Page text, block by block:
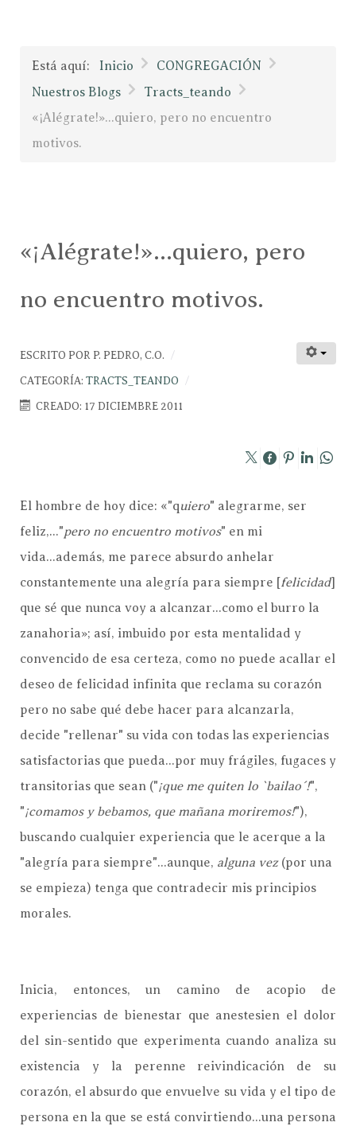
Está aquí: Inicio
CONGREGACIÓN
Nuestros Blogs
Tracts_teando
«¡Alégrate!»...quiero, pero no encuentro
motivos.
«¡Alégrate!»...quiero, pero
no encuentro motivos.
ESCRITO POR P. PEDRO, C.O.
CATEGORÍA: TRACTS_TEANDO
CREADO: 17 DICIEMBRE 2011
El hombre de hoy dice: «"quiero" alegrarme, ser
feliz,..."pero no encuentro motivos" en mi
vida...además, me parece absurdo anhelar
constantemente una alegría para siempre [felicidad]
que sé que nunca voy a alcanzar...como el burro la
zanahoria»; así, imbuido por esta mentalidad y
convencido de esa certeza, como no puede acallar el
deseo de felicidad infinita que reclama su corazón
pero no sabe qué debe hacer para alcanzarla,
decide "rellenar" su vida con todas las experiencias
satisfactorias que pueda...por muy frágiles, fugaces y
transitorias que sean ("¡que me quiten lo `bailao´!",
"¡comamos y bebamos, que mañana moriremos!"),
buscando cualquier experiencia que le acerque a la
"alegría para siempre"...aunque, alguna vez(por una
se empieza) tenga que contradecir mis principios
morales.
Inicia, entonces, un camino de acopio de
experiencias de bienestar que anestesien el dolor
del sin-sentido que experimenta cuando analiza su
existencia y la perenne reivindicación de su
corazón, el absurdo que envuelve su vida y el tipo de
persona en la que se está convirtiendo...una persona